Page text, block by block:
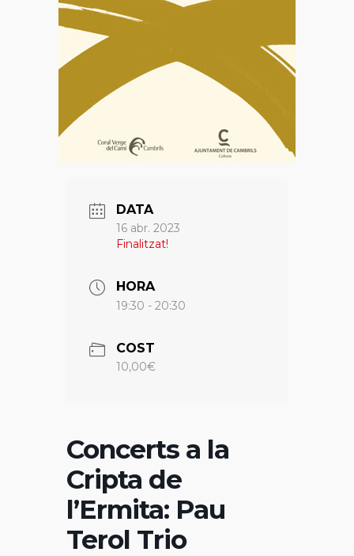
DATA
16 abr. 2023
Finalitzat!
HORA
19:30 - 20:30
COST
10,00€
Concerts a la
Cripta de
l’Ermita: Pau
Terol Trio